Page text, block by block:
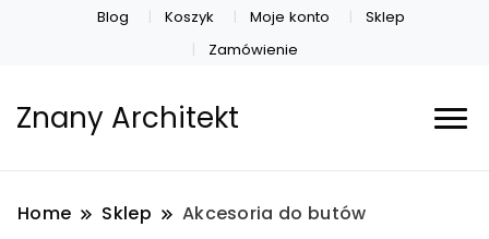
Blog Koszyk Moje konto
Sklep
Zamówienie
Znany Architekt
Home Sklep Akcesoria do butów